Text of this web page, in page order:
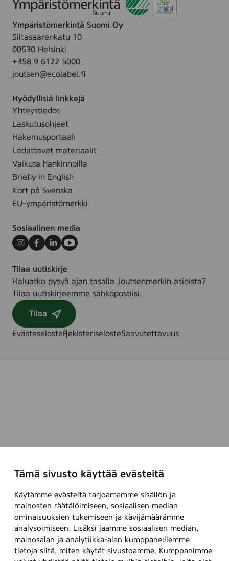
Tämä sivusto käyttää evästeitä
Käytämme evästeitä tarjoamamme sisällön ja
mainosten räätälöimiseen, sosiaalisen median
ominaisuuksien tukemiseen ja kävijämäärämme
analysoimiseen. Lisäksi jaamme sosiaalisen median,
mainosalan ja analytiikka-alan kumppaneillemme
tietoja siitä, miten käytät sivustoamme. Kumppanimme
Ympäristömerkintä Suomi Oy
Siltasaarenkatu 10
00530 Helsinki
+358 9 6122 5000
joutsen@ecolabel.fi
Hyödyllisiä linkkejä
Yhteystiedot
Laskutusohjeet
Hakemusportaali
Ladattavat materiaalit
Vaikuta hankinnoilla
Briefly in English
Kort på Svenska
EU-ympäristömerkki
Sosiaalinen media
Instagram
Facebook
LinkedInYoutube
Tilaa uutiskirje
Haluatko pysyä ajan tasalla Joutsenmerkin asioista?
Tilaa uutiskirjeemme sähköpostiisi.
Tilaa
EvästeselosteRekisteriselosteSaavutettavuus